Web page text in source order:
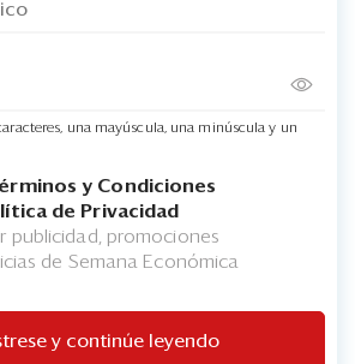
una mayúscula, una minúscula y un
y Condiciones
de Privacidad
publicidad, promociones
de Semana Económica
y continúe leyendo